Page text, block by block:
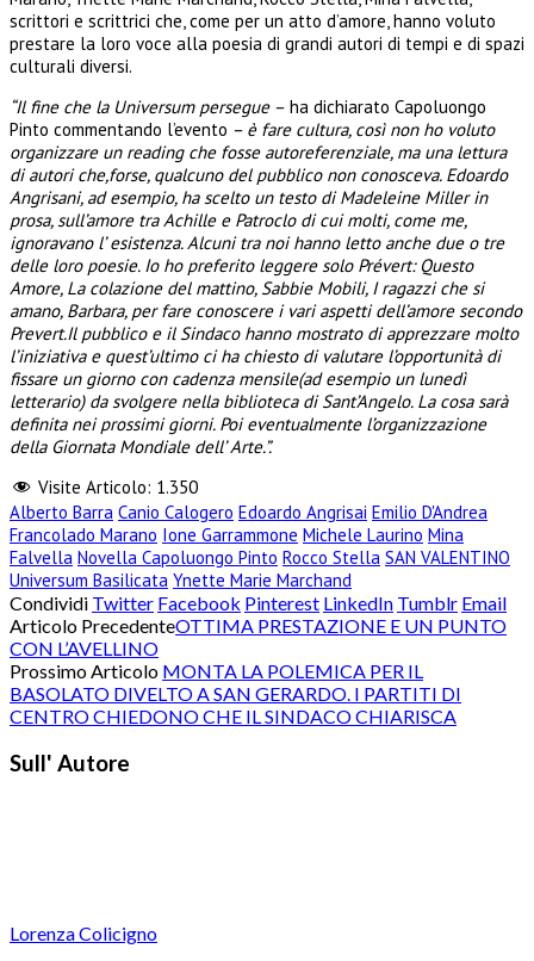
scrittori e scrittrici che, come per un atto d’amore, hanno voluto
prestare la loro voce alla poesia di grandi autori di tempi e di spazi
culturali diversi.
“Il fine che la Universum persegue – ha dichiarato Capoluongo
Pinto commentando l’evento – è fare cultura, così non ho voluto
organizzare un reading che fosse autoreferenziale, ma una lettura
di autori che,forse, qualcuno del pubblico non conosceva. Edoardo
Angrisani, ad esempio, ha scelto un testo di Madeleine Miller in
prosa, sull’amore tra Achille e Patroclo di cui molti, come me,
ignoravano l’ esistenza. Alcuni tra noi hanno letto anche due o tre
delle loro poesie. Io ho preferito leggere solo Prévert: Questo
Amore, La colazione del mattino, Sabbie Mobili, I ragazzi che si
amano, Barbara, per fare conoscere i vari aspetti dell’amore secondo
Prevert.Il pubblico e il Sindaco hanno mostrato di apprezzare molto
l’iniziativa e quest’ultimo ci ha chiesto di valutare l’opportunità di
fissare un giorno con cadenza mensile(ad esempio un lunedì
letterario) da svolgere nella biblioteca di Sant’Angelo. La cosa sarà
definita nei prossimi giorni. Poi eventualmente l’organizzazione
della Giornata Mondiale dell’ Arte.”.
Visite Articolo: 1.350
Alberto Barra Canio Calogero Edoardo Angrisai Emilio D'Andrea
Francolado Marano Ione Garrammone Michele Laurino Mina
Falvella Novella Capoluongo Pinto Rocco Stella SAN VALENTINO
Universum Basilicata Ynette Marie Marchand
Condividi Twitter Facebook Pinterest LinkedIn Tumblr Email
Articolo PrecedenteOTTIMA PRESTAZIONE E UN PUNTO
CON L’AVELLINO
Prossimo Articolo MONTA LA POLEMICA PER IL
BASOLATO DIVELTO A SAN GERARDO. I PARTITI DI
CENTRO CHIEDONO CHE IL SINDACO CHIARISCA
Sull' Autore
Lorenza Colicigno